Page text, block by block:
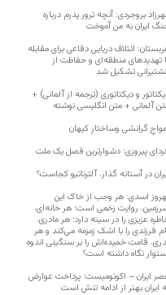
بروجردی: آنچه ترور پدرم درباره
ایران به من آموخت
ائتلاف دریایی دفاعی برای مقابله
تهدیدهای منطقه‌ای و حفاظت از
تشکیل شد
و دیکتاتوری (ترجمه از آلمانی) +
آلمانی + متن انگلیسی نوشته
گرانشی وساختارِ کیهان
پیروزی؛ دشوارترین فصل یک ملت
در آستانه گذار، آلترناتیو کجاست؟
اسدی: هر وجب از خاک‌ این
روایت زخمی است؛ هر خانه‌ای،
عزیزی را در سینه دارد؛ هر مادری،
فرزندی را با اشک زمزمه می‌کند و هر
قامت خمیده‌اش را بر سنگینی اندوه
نگاه داشته است؟
ایران – اکونومیست: پرداخت عوارض
ایران بهتر از ادامه تنش است